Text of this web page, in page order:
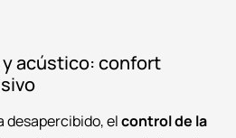
acústico: confort
desapercibido, elcontrol de la